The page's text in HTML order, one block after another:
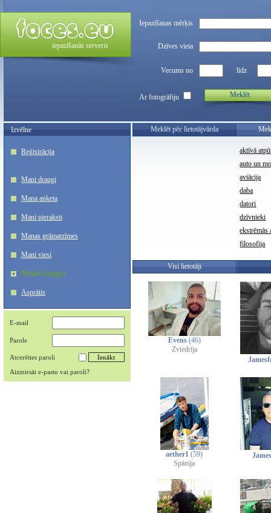
iepazīšanās serveris
Iepazīšanas mērķis
Dzīves vieta
Vecums no līdz
Ar fotogrāfiju Meklēt
Izvēlne
Reģistrācija
Mani draugi
Mana anketa
Mani pieraksti
Manas grāmatzīmes
Mani viesi
Meklēt draugus
Asprātis
E-mail
Parole
Atcerēties paroli
Aizmirsāt e-pastu vai paroli?
Meklēt pēc lietotājvārda
aktīvā
auto un
aviācija
daba
datori
dzīvnieki
ekstrēmās
filosofija
Visi lietotāji
Evens (46)
Zviedrija
aether1 (59)
Spānija